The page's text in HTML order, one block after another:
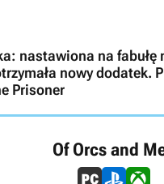
nastawiona na fabułę
nowy dodatek.
Prisoner
Of Orcs and